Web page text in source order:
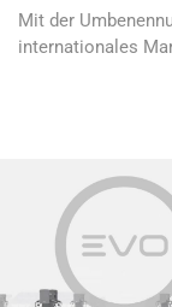
Mit der
internationales